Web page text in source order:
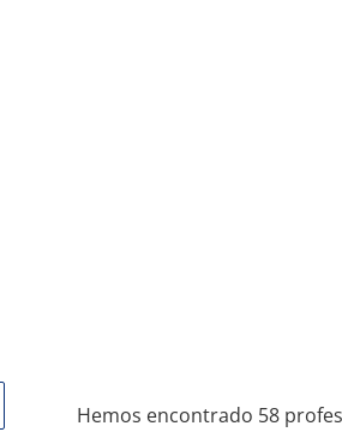
Hemos encontrado 58